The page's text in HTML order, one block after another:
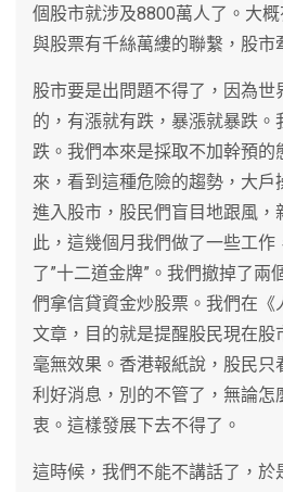
個股市就涉及8800萬人了。大
與股票有千絲萬縷的聯繫，股市
股市要是出問題不得了，因為世
的，有漲就有跌，暴漲就暴跌
跌。我們本來是採取不加幹預的
來，看到這種危險的趨勢，大
進入股市，股民們盲目地跟風，
此，這幾個月我們做了一些工
了”十二道金牌”。我們撤掉了兩
們拿信貸資金炒股票。我們在《
文章，目的就是提醒股民現在股
毫無效果。香港報紙說，股民只
利好消息，別的不管了，無論怎
衷。這樣發展下去不得了。
這時候，我們不能不講話了，於